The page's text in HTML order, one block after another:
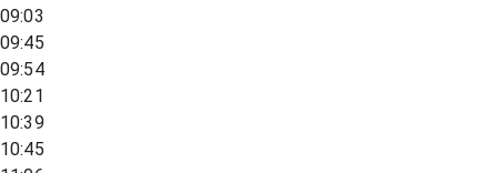
09:03
09:45
09:54
10:21
10:39
10:45